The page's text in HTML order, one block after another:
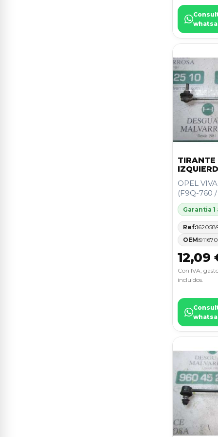
TIRANTE
OPEL
(F9Q-760
Garantia 1
Ref:
OEM:
12,09
Con IVA,
incluidos.